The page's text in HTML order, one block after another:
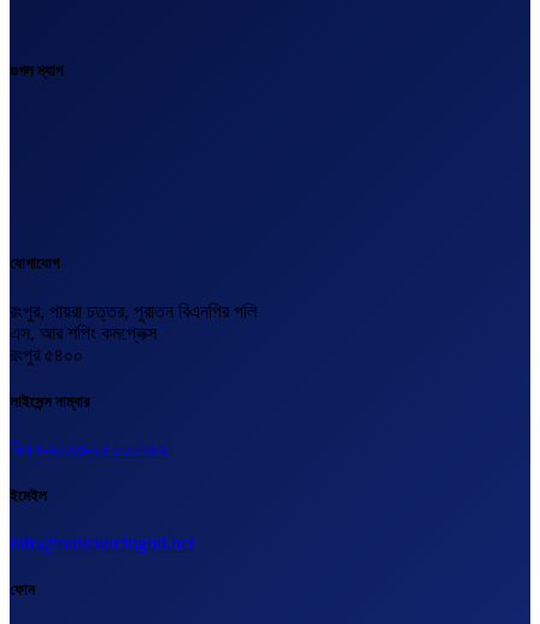
গুগল ম্যাপ
যোগাযোগ
রংপুর, পায়রা চত্তর, পুরাতন বিএনপির গলি
এস, আর শপিং কমপ্লেক্স
রংপুর ৫৪০০
লাইসেন্স নাম্বার
বিএল-২০২৩-২৪০০০১৬২
ইমেইল
info@outsourcingbd.net
ফোন